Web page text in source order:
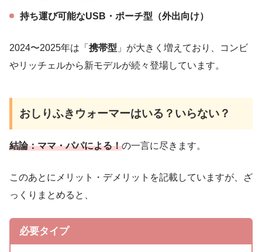
持ち運び可能なUSB・ポーチ型（外出向け）
2024〜2025年は「 携帯型 」が大きく増えており、コンビ
やリッチェルから新モデルが続々登場しています。
おしりふきウォーマーはいる？いらない？
結論：ママ・パパによる！の一言に尽きます。
このあとにメリット・デメリットを記載していますが、ざ
っくりまとめると、
必要タイプ